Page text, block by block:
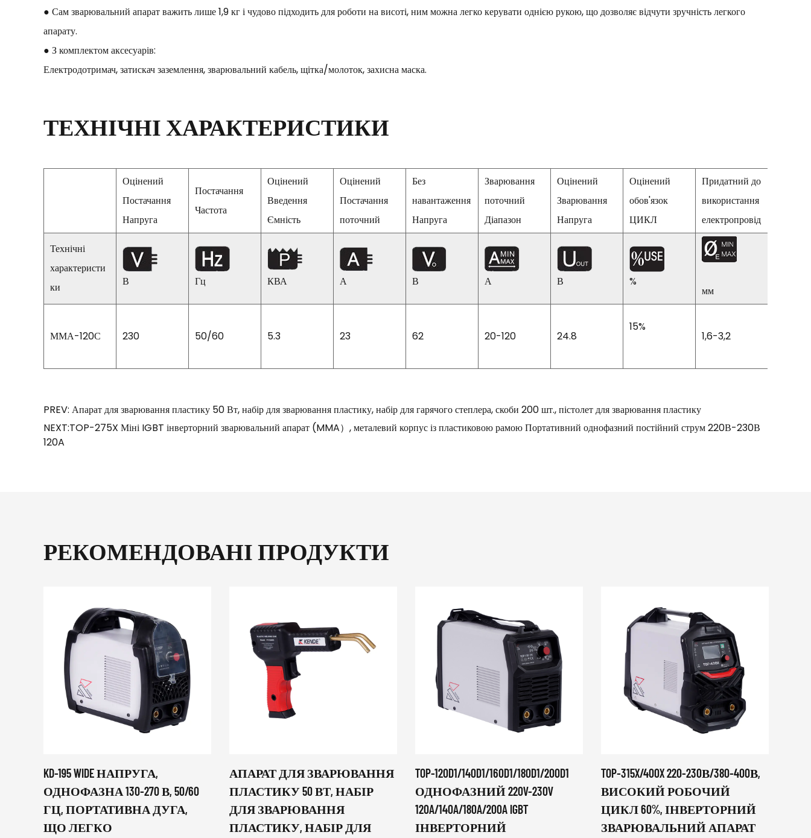
● Сам зварювальний апарат важить лише 1,9 кг і чудово підходить для роботи на висоті, ним можна легко керувати однією рукою, що дозволяє відчути зручність легкого
апарату.
● З комплектом аксесуарів:
Електродотримач, затискач заземлення, зварювальний кабель, щітка/молоток, захисна маска.
ТЕХНІЧНІ ХАРАКТЕРИСТИКИ
Оцінений
Постачання
Напруга
Постачання
Частота
Оцінений
Введення
Ємність
Оцінений
Постачання
поточний
Без
навантаження
Напруга
Зварювання
поточний
Діапазон
Оцінений
Зварювання
Напруга
Оцінений
обов'язок
ЦИКЛ
Придатний до
використання
електропровід
Технічні
характеристи
ки
В Гц КВА А В А В %
мм
ММА-120С 230 50/60 5.3 23 62 20-120 24.8
15%
1,6-3,2
PREV: Апарат для зварювання пластику 50 Вт, набір для зварювання пластику, набір для гарячого степлера, скоби 200 шт., пістолет для зварювання пластику
NEXT:TOP-275X Міні IGBT інверторний зварювальний апарат (MMA）, металевий корпус із пластиковою рамою Портативний однофазний постійний струм 220В-230В
120A
РЕКОМЕНДОВАНІ ПРОДУКТИ
KD-195 WIDE НАПРУГА,
ОДНОФАЗНА 130-270 В, 50/60
ГЦ, ПОРТАТИВНА ДУГА,
ЩО ЛЕГКО
АПАРАТ ДЛЯ ЗВАРЮВАННЯ
ПЛАСТИКУ 50 ВТ, НАБІР
ДЛЯ ЗВАРЮВАННЯ
ПЛАСТИКУ, НАБІР ДЛЯ
TOP-120D1/140D1/160D1/180D1/200D1
ОДНОФАЗНИЙ 220V-230V
120A/140A/180A/200A IGBT
ІНВЕРТОРНИЙ
TOP-315X/400X 220-230В/380-400В,
ВИСОКИЙ РОБОЧИЙ
ЦИКЛ 60%, ІНВЕРТОРНИЙ
ЗВАРЮВАЛЬНИЙ АПАРАТ